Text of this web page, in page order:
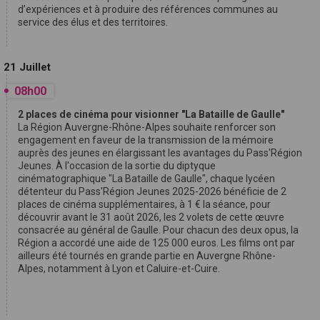
d’expériences et à produire des références communes au
service des élus et des territoires.
21 Juillet
08h00
2 places de cinéma pour visionner "La Bataille de Gaulle"
La Région Auvergne-Rhône-Alpes souhaite renforcer son
engagement en faveur de la transmission de la mémoire
auprès des jeunes en élargissant les avantages du Pass'Région
Jeunes. À l'occasion de la sortie du diptyque
cinématographique "La Bataille de Gaulle", chaque lycéen
détenteur du Pass'Région Jeunes 2025-2026 bénéficie de 2
places de cinéma supplémentaires, à 1 € la séance, pour
découvrir avant le 31 août 2026, les 2 volets de cette œuvre
consacrée au général de Gaulle. Pour chacun des deux opus, la
Région a accordé une aide de 125 000 euros. Les films ont par
ailleurs été tournés en grande partie en Auvergne Rhône-
Alpes, notamment à Lyon et Caluire-et-Cuire.